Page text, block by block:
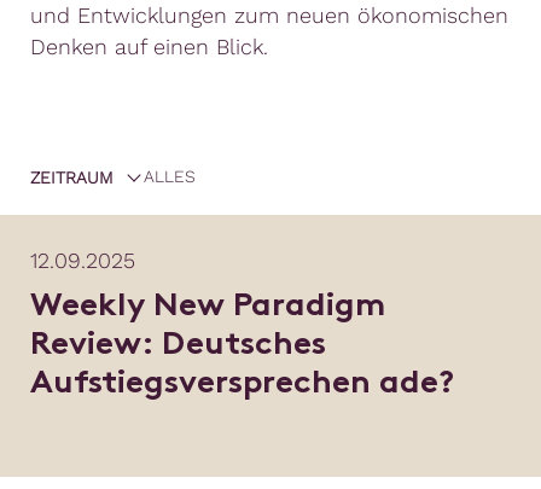
und Entwicklungen zum neuen ökonomischen
Denken auf einen Blick.
ZEITRAUM
12.09.2025
Weekly New Paradigm
Review: Deutsches
Aufstiegsversprechen ade?